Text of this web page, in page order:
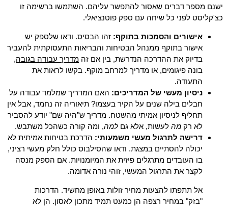
ישנם מספר דברים שאסור להתפשר עליהם. השתמשו ברשימה זו
כצ'קליסט לפני כל שיחה עם ספק פוטנציאלי.
אישורים והסמכות בתוקף: זהו הבסיס. ודאו שלספק יש
אישור בתוקף ממנהל הבטיחות והבריאות התעסוקתית להעביר
בדיוק את ההדרכה הנדרשת, בין אם זה מדריך עבודה בגובה,
בונה פיגומים, או מדריך למרחב מוקף. בקשו לראות את
התעודה.
ניסיון מעשי של המדריכים: האם המדריך שמלמד עבודה על
חבלים בילה שנים על הקיר בעצמו? תיאוריה זה נחמד, אבל אין
תחליף לניסיון אמיתי מהשטח. מדריך ש"היה שם" יודע להסביר
לא רק מה לעשות, אלא גם למה, ומה קורה כשהכל משתבש.
דרישה לתרגול מעשי משמעותי: הדרכת בטיחות אמיתית לא
יכולה להסתיים במצגת. ודאו שהסילבוס כולל חלק מעשי רציני,
בו העובדים מתרגלים פיזית את המיומנויות. אם הספק מנסה
לקצר את התרגול המעשי, זוהי נורה אדומה.
אל תתפתו להצעות מחיר זולות באופן מחשיד. הדרכות
"בזק" במחיר רצפה הן כמעט תמיד מתכון לאסון. הן לא